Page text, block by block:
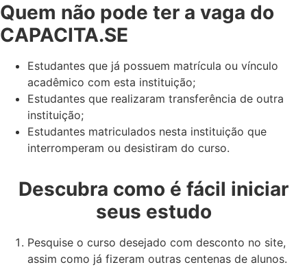
Quem não pode ter a vaga do
CAPACITA.SE
Estudantes que já possuem matrícula ou vínculo
acadêmico com esta instituição;
Estudantes que realizaram transferência de outra
instituição;
Estudantes matriculados nesta instituição que
interromperam ou desistiram do curso.
Descubra como é fácil iniciar
seus estudo
Pesquise o curso desejado com desconto no site,
assim como já fizeram outras centenas de alunos.